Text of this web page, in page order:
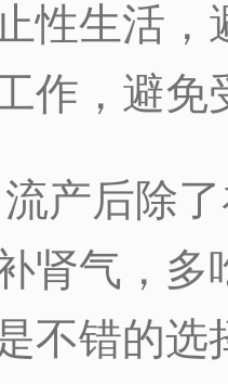
性生活
作，避免
后除了
肾气，多
不错的选